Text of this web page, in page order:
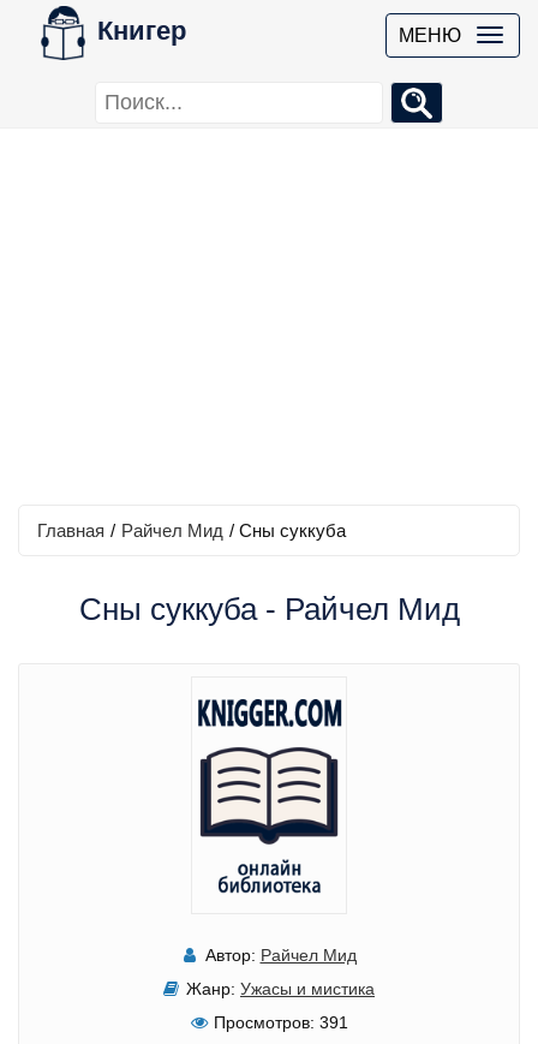
Книгер МЕНЮ
Главная / Райчел Мид / Сны суккуба
Сны суккуба - Райчел Мид
Автор: Райчел Мид
Жанр: Ужасы и мистика
Просмотров: 391